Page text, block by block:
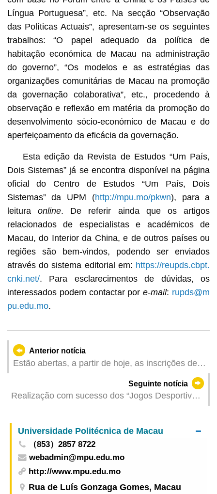
Língua Portuguesa”, etc. Na secção “Observação
das Políticas Actuais”, apresentam-se os seguintes
trabalhos: “O papel adequado da política de
habitação económica de Macau na administração
do governo”, “Os modelos e as estratégias das
organizações comunitárias de Macau na promoção
da governação colaborativa”, etc., procedendo à
observação e reflexão em matéria da promoção do
desenvolvimento sócio-económico de Macau e do
aperfeiçoamento da eficácia da governação.
Esta edição da Revista de Estudos “Um País,
Dois Sistemas” já se encontra disponível na página
oficial do Centro de Estudos “Um País, Dois
Sistemas” da UPM (http://mpu.mo/pkwn), para a
leitura online. De referir ainda que os artigos
relacionados de especialistas e académicos de
Macau, do Interior da China, e de outros países ou
regiões são bem-vindos, podendo ser enviados
através do sistema editorial em: https://reupds.cbpt.
cnki.net/. Para esclarecimentos de dúvidas, os
interessados podem contactar pore-mail: rupds@m
pu.edu.mo.
Anterior notícia
Estão abertas, a partir de hoje, as inscrições de
de licenciatura da UPM no ano lectivo de
2025/2026
Seguinte notícia
Realização com sucesso dos “Jogos Desportivos
Universidade Politécnica de Macau
（853）2857 8722
webadmin@mpu.edu.mo
http://www.mpu.edu.mo
Rua de Luís Gonzaga Gomes, Macau